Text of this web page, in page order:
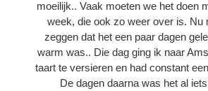
moeilijk.. Vaak moeten we het doen
week, die ook zo weer over is. Nu
zeggen dat het een paar dagen
warm was.. Die dag ging ik naar
taart te versieren en had constant
De dagen daarna was het al